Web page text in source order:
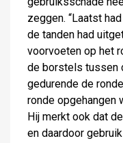
zeggen. “Laatst
de tanden had
voorvoeten op het
de borstels tussen
gedurende de
ronde opgehangen
Hij merkt ook dat
en daardoor